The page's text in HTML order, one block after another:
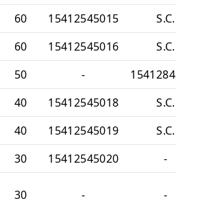
60 15412545015
S.C.
60 15412545016
S.C.
50 -
40 15412545018
S.C.
40 15412545019
S.C.
30 15412545020 -
30 - -